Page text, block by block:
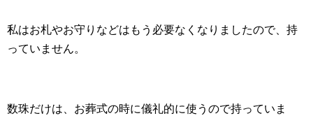
私はお札やお守りなどはもう必要なくなりましたので、持
っていません。
数珠だけは、お葬式の時に儀礼的に使うので持っていま